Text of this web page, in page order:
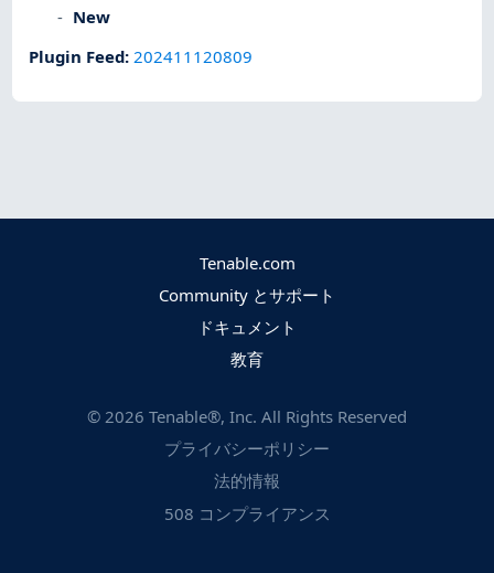
New
Plugin Feed:202411120809
Tenable.com
Community とサポート
ドキュメント
教育
© 2026 Tenable®, Inc. All Rights Reserved
プライバシーポリシー
法的情報
508 コンプライアンス